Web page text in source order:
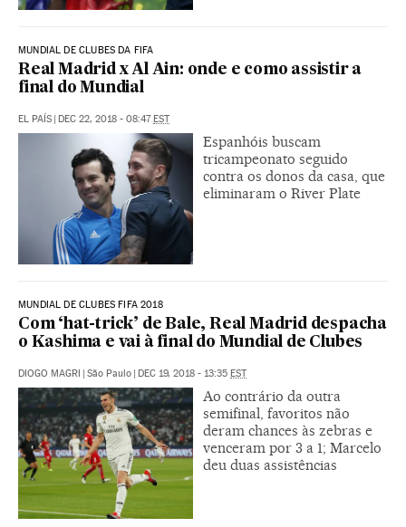
MUNDIAL DE CLUBES DA FIFA
Real Madrid x Al Ain: onde e como assistir a
final do Mundial
EL PAÍS | DEC 22, 2018 - 08:47EST
Espanhóis buscam
tricampeonato seguido
contra os donos da casa, que
eliminaram o River Plate
MUNDIAL DE CLUBES FIFA 2018
Com ‘hat-trick’ de Bale, Real Madrid despacha
o Kashima e vai à final do Mundial de Clubes
DIOGO MAGRI | São Paulo | DEC 19, 2018 - 13:35 EST
Ao contrário da outra
semifinal, favoritos não
deram chances às zebras e
venceram por 3 a 1; Marcelo
deu duas assistências